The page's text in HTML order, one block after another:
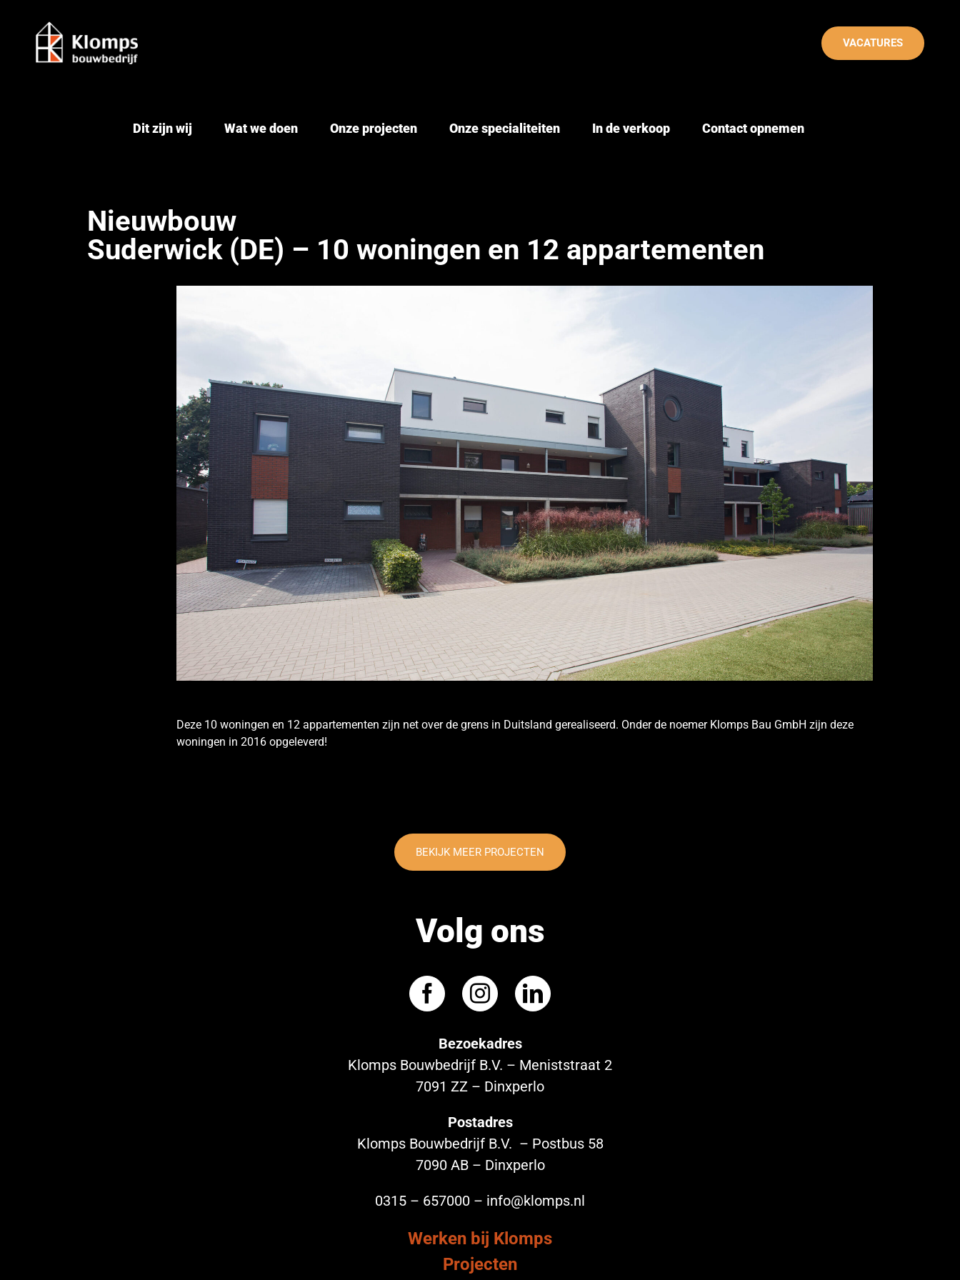
VACATURES
Dit zijn wij Wat we doen Onze projecten Onze specialiteiten In de verkoop Contact opnemen
Nieuwbouw
Suderwick (DE) – 10 woningen en 12 appartementen
Deze 10 woningen en 12 appartementen zijn net over de grens in Duitsland gerealiseerd. Onder de noemer Klomps Bau GmbH zijn deze
woningen in 2016 opgeleverd!
BEKIJK MEER PROJECTEN
Volg ons
Bezoekadres
Klomps Bouwbedrijf B.V. – Meniststraat 2
7091 ZZ – Dinxperlo
Postadres
Klomps Bouwbedrijf B.V. – Postbus 58
7090 AB – Dinxperlo
0315 – 657000 – info@klomps.nl
Werken bij Klomps
Projecten